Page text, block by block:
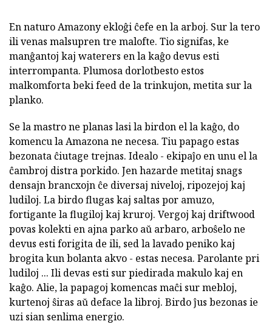
En naturo Amazony ekloĝi ĉefe en la arboj. Sur la tero
ili venas malsupren tre malofte. Tio signifas, ke
manĝantoj kaj waterers en la kaĝo devus esti
interrompanta. Plumosa dorlotbesto estos
malkomforta beki feed de la trinkujon, metita sur la
planko.
Se la mastro ne planas lasi la birdon el la kaĝo, do
komencu la Amazona ne necesa. Tiu papago estas
bezonata ĉiutage trejnas. Idealo - ekipaĵo en unu el la
ĉambroj distra porkido. Jen hazarde metitaj snags
densajn brancxojn ĉe diversaj niveloj, ripozejoj kaj
ludiloj. La birdo flugas kaj saltas por amuzo,
fortigante la flugiloj kaj kruroj. Vergoj kaj driftwood
povas kolekti en ajna parko aŭ arbaro, arboŝelo ne
devus esti forigita de ili, sed la lavado peniko kaj
brogita kun bolanta akvo - estas necesa. Parolante pri
ludiloj ... Ili devas esti sur piedirada makulo kaj en
kaĝo. Alie, la papagoj komencas maĉi sur mebloj,
kurtenoj ŝiras aŭ deface la libroj. Birdo ĵus bezonas ie
uzi sian senlima energio.